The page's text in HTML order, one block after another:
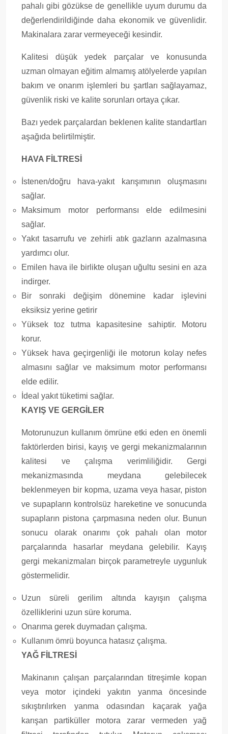
pahalı gibi gözükse de genellikle uyum durumu da
değerlendirildiğinde daha ekonomik ve güvenlidir.
Makinalara zarar vermeyeceği kesindir.
Kalitesi düşük yedek parçalar ve konusunda
uzman olmayan eğitim almamış atölyelerde yapılan
bakım ve onarım işlemleri bu şartları sağlayamaz,
güvenlik riski ve kalite sorunları ortaya çıkar.
Bazı yedek parçalardan beklenen kalite standartları
aşağıda belirtilmiştir.
HAVA FİLTRESİ
İstenen/doğru hava-yakıt karışımının oluşmasını
sağlar.
Maksimum motor performansı elde edilmesini
sağlar.
Yakıt tasarrufu ve zehirli atık gazların azalmasına
yardımcı olur.
Emilen hava ile birlikte oluşan uğultu sesini en aza
indirger.
Bir sonraki değişim dönemine kadar işlevini
eksiksiz yerine getirir
Yüksek toz tutma kapasitesine sahiptir. Motoru
korur.
Yüksek hava geçirgenliği ile motorun kolay nefes
almasını sağlar ve maksimum motor performansı
elde edilir.
İdeal yakıt tüketimi sağlar.
KAYIŞ VE GERGİLER
Motorunuzun kullanım ömrüne etki eden en önemli
faktörlerden birisi, kayış ve gergi mekanizmalarının
kalitesi ve çalışma verimliliğidir. Gergi
mekanizmasında meydana gelebilecek
beklenmeyen bir kopma, uzama veya hasar, piston
ve supapların kontrolsüz hareketine ve sonucunda
supapların pistona çarpmasına neden olur. Bunun
sonucu olarak onarımı çok pahalı olan motor
parçalarında hasarlar meydana gelebilir. Kayış
gergi mekanizmaları birçok parametreyle uygunluk
göstermelidir.
Uzun süreli gerilim altında kayışın çalışma
özelliklerini uzun süre koruma.
Onarıma gerek duymadan çalışma.
Kullanım ömrü boyunca hatasız çalışma.
YAĞ FİLTRESİ
Makinanın çalışan parçalarından titreşimle kopan
veya motor içindeki yakıtın yanma öncesinde
sıkıştırılırken yanma odasından kaçarak yağa
karışan partiküller motora zarar vermeden yağ